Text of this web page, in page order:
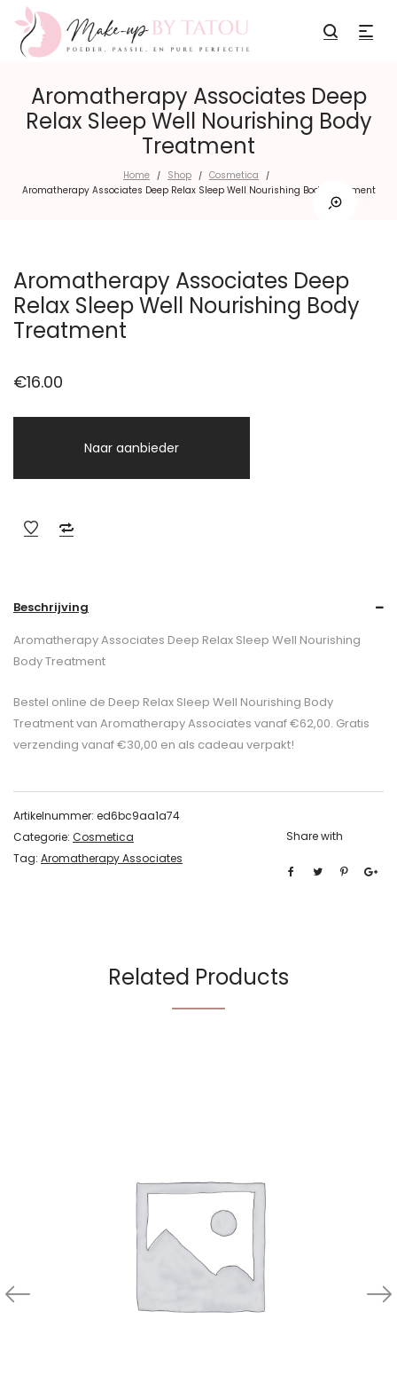
Aromatherapy Associates Deep
Relax Sleep Well Nourishing Body
Treatment
Home / Shop / Cosmetica /
Aromatherapy Associates Deep Relax Sleep Well Nourishing Body Treatment
Aromatherapy Associates Deep
Relax Sleep Well Nourishing Body
Treatment
€16.00
Naar aanbieder
Beschrijving
Aromatherapy Associates Deep Relax Sleep Well Nourishing
Body Treatment
Bestel online de Deep Relax Sleep Well Nourishing Body
Treatment van Aromatherapy Associates vanaf €62,00. Gratis
verzending vanaf €30,00 en als cadeau verpakt!
Artikelnummer: ed6bc9aa1a74
Categorie: Cosmetica
Tag: Aromatherapy Associates
Share with
Related Products